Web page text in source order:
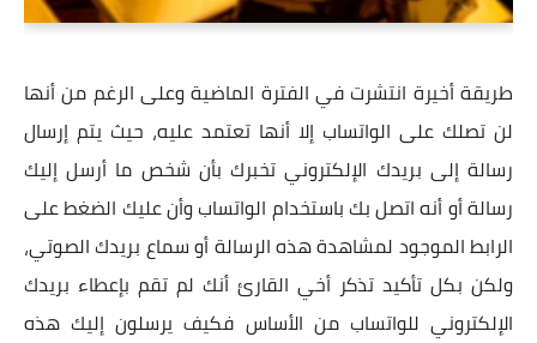
طريقة أخيرة انتشرت في الفترة الماضية وعلى الرغم من أنها
لن تصلك على الواتساب إلا أنها تعتمد عليه، حيث يتم إرسال
رسالة إلى بريدك الإلكتروني تخبرك بأن شخص ما أرسل إليك
رسالة أو أنه اتصل بك باستخدام الواتساب وأن عليك الضغط على
الرابط الموجود لمشاهدة هذه الرسالة أو سماع بريدك الصوتي،
ولكن بكل تأكيد تذكر أخي القارئ أنك لم تقم بإعطاء بريدك
الإلكتروني للواتساب من الأساس فكيف يرسلون إليك هذه